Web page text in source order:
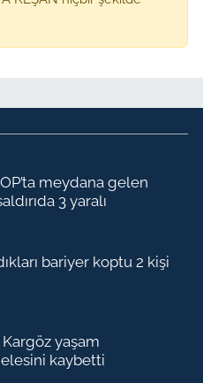
meydana gelen
3 yaralı
bariyer koptu 2 kişi
yaşam
kaybetti